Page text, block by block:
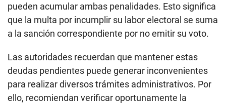
pueden acumular ambas penalidades. Esto significa
que la multa por incumplir su labor electoral se suma
a la sanción correspondiente por no emitir su voto.
Las autoridades recuerdan que mantener estas
deudas pendientes puede generar inconvenientes
para realizar diversos trámites administrativos. Por
ello, recomiendan verificar oportunamente la